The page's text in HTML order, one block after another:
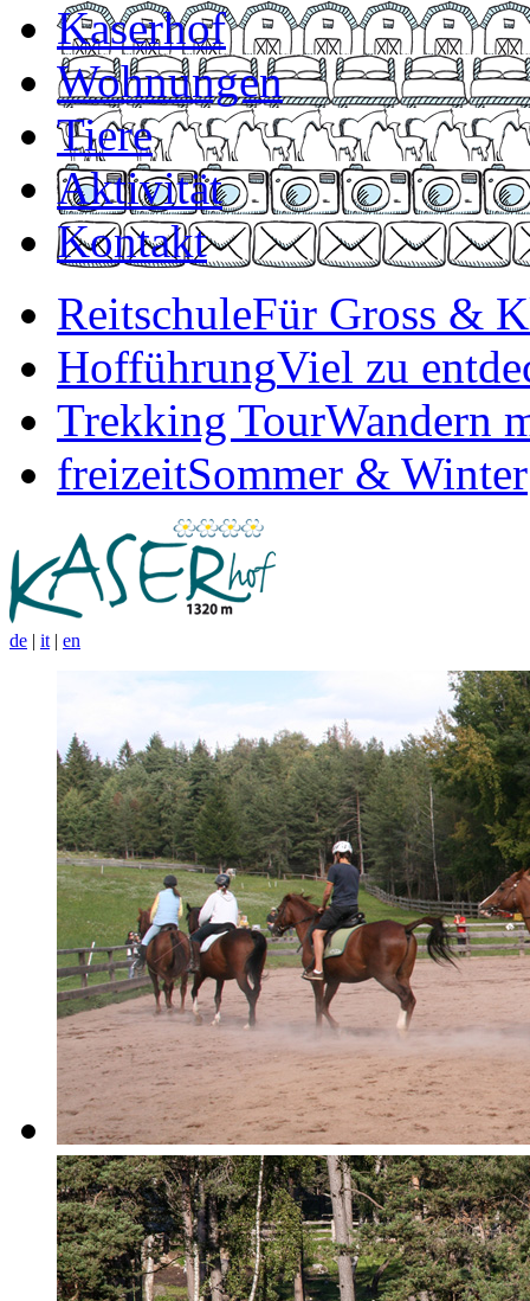
Kaserhof
Wohnungen
Tiere
Aktivität
Kontakt
ReitschuleFür Gross &
HofführungViel zu
Trekking TourWandern
freizeitSommer & Winter
de | it | en